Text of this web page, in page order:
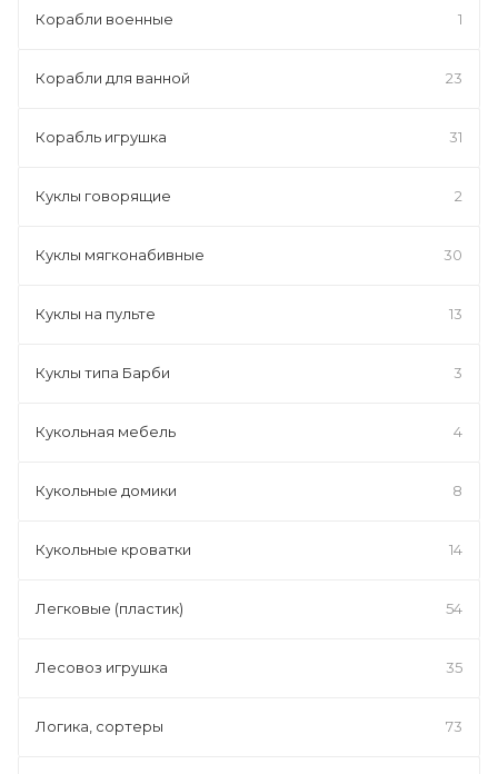
Корабли военные 1
Корабли для ванной 23
Корабль игрушка 31
Куклы говорящие 2
Куклы мягконабивные 30
Куклы на пульте 13
Куклы типа Барби 3
Кукольная мебель 4
Кукольные домики 8
Кукольные кроватки 14
Легковые (пластик) 54
Лесовоз игрушка 35
Логика, сортеры 73